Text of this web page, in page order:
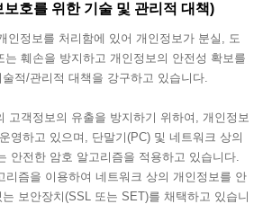
호를 위한 기술 및 관리적 대책)
인정보를 처리함에 있어 개인정보가 분실, 도
훼손을 방지하고 개인정보의 안전성 확보를
적/관리적 대책을 강구하고 있습니다.
고객정보의 유출을 방지하기 위하여, 개인정보
영하고 있으며, 단말기(PC) 및 네트워크 상의
안전한 암호 알고리즘을 적용하고 있습니다.
리즘을 이용하여 네트워크 상의 개인정보를 안
보안장치(SSL 또는 SET)를 채택하고 있습니